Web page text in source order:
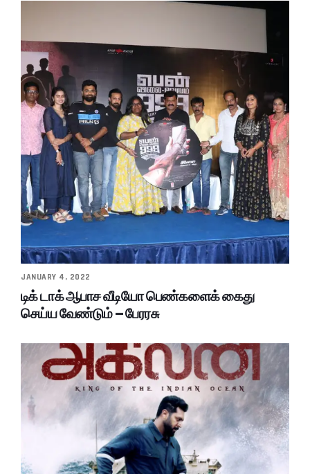
JANUARY 4, 2022
டிக் டாக் ஆபாச வீடியோ பெண்களைக் கைது
செய்ய வேண்டும் – பேரரசு